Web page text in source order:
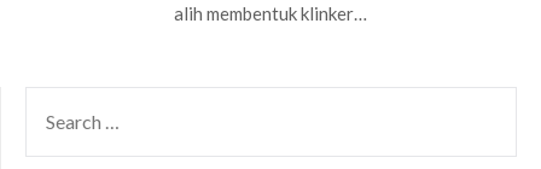
alih membentuk klinker…
FOR: